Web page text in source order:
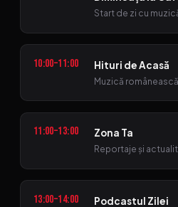
Start de zi cu
10:00–11:00 Hituri de Acasă
Muzică
11:00–13:00 Zona Ta
Reportaje și
13:00–14:00 Podcastul Zilei